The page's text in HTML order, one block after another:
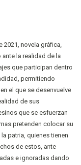
2021, novela gráfica,
la realidad de la
que participan dentro
permitiendo
el que se desenvuelve
de sus
que se esfuerzan
pretenden colocar su
patria, quienes tienen
de estos, ante
e ignoradas dando